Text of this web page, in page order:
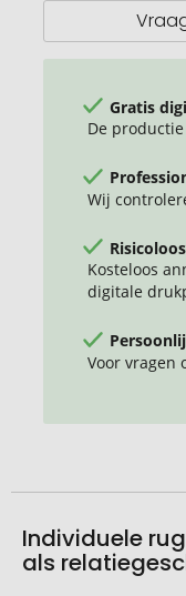
Gratis
De
Wij
Kosteloos
digitale
Voor vragen
Individuele
als